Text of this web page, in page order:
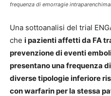
frequenza di emorragie
Una sottoanalisi del trial
che i pazienti affetti da FA
prevenzione di eventi
presentano una frequenza
diverse tipologie inferiore
con warfarin per la stessa